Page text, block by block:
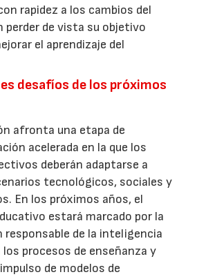
rapidez a los cambios del
perder de vista su objetivo
el aprendizaje del
desafíos de los próximos
afronta una etapa de
acelerada en la que los
deberán adaptarse a
tecnológicos, sociales y
En los próximos años, el
estará marcado por la
responsable de la inteligencia
procesos de enseñanza y
de modelos de